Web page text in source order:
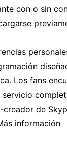
con o sin
Los fans
de
información